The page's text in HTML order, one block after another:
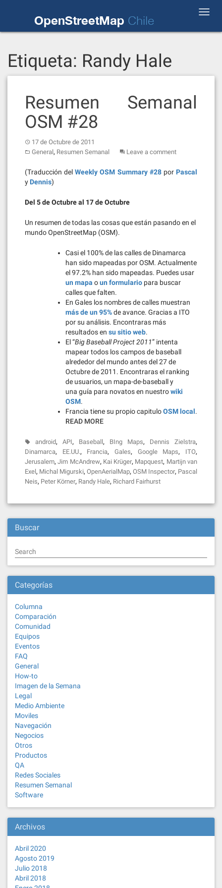
OpenStreetMap Chile
Etiqueta: Randy Hale
Resumen Semanal
OSM #28
17 de Octubre de 2011
General, Resumen Semanal Leave a comment
(Traducción delWeekly OSM Summary #28por Pascal
y Dennis)
Del 5 de Octubre al 17 de Octubre
Un resumen de todas las cosas que están pasando en el
mundo OpenStreetMap (OSM).
Casi el 100% de las calles de Dinamarca
han sido mapeadas por OSM. Actualmente
el 97.2% han sido mapeadas. Puedes usar
un mapa oun formulario para buscar
calles que falten.
En Gales los nombres de calles muestran
más de un 95%de avance. Gracias a ITO
por su análisis. Encontraras más
resultados en su sitio web.
El “Big Baseball Project 2011” intenta
mapear todos los campos de baseball
alrededor del mundo antes del 27 de
Octubre de 2011. Encontraras el ranking
de usuarios, un mapa-de-baseball y
una guía para novatos en nuestrowiki
OSM.
Francia tiene su propio capituloOSM local.
READ MORE
android, API, Baseball, BIng Maps, Dennis Zielstra,
Dinamarca, EE.UU., Francia,Gales, Google Maps, ITO,
Jerusalem,Jim McAndrew, Kai Krüger, Mapquest, Martijn van
Exel, Michal Migurski, OpenAerialMap, OSM Inspector, Pascal
Neis, Peter Körner, Randy Hale, Richard Fairhurst
Buscar
Search
Categorías
Columna
Comparación
Comunidad
Equipos
Eventos
FAQ
General
How-to
Imagen de la Semana
Legal
Medio Ambiente
Moviles
Navegación
Negocios
Otros
Productos
QA
Redes Sociales
Resumen Semanal
Software
Archivos
Abril 2020
Agosto 2019
Julio 2018
Abril 2018